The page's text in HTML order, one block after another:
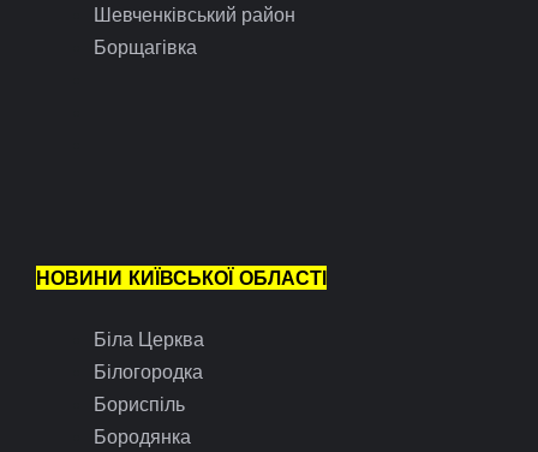
Шевченківський район
Борщагівка
НОВИНИ КИЇВСЬКОЇ ОБЛАСТІ
Біла Церква
Білогородка
Бориспіль
Бородянка